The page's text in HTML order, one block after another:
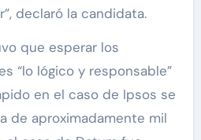
declaró la candidata.
que esperar los
“lo lógico y responsable”
en el caso de Ipsos se
de aproximadamente mil